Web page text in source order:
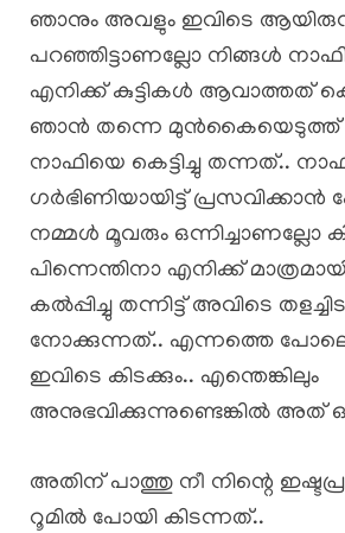
ഞാനും അവളും ഇവിടെ
പറഞ്ഞിട്ടാണല്ലോ നിങ്ങൾ
എനിക്ക് കുട്ടികൾ ആവാത്തത്
ഞാൻ തന്നെ മുൻകൈയെടുത്ത്
നാഫിയെ കെട്ടിച്ചു തന്നത്..
ഗർഭിണിയായിട്ട്
നമ്മൾ മൂവരും ഒന്നിച്ചാണല്ലോ
പിന്നെന്തിനാ എനിക്ക്
കൽപ്പിച്ചു തന്നിട്ട് അവിടെ
നോക്കുന്നത്.. എന്നത്തെ
ഇവിടെ കിടക്കും.. എന്തെങ്കിലും
അനുഭവിക്കുന്നുണ്ടെങ്കിൽ അത്
അതിന് പാത്തു നീ നിന്റെ
റൂമിൽ പോയി കിടന്നത്..